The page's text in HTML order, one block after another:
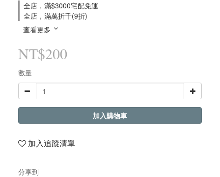
全店，滿$3000宅配免運
全店，滿萬折千(9折)
查看更多
NT$200
數量
加入購物車
加入追蹤清單
分享到